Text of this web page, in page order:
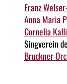
Franz
Anna Maria
Cornelia
Singverein
Bruckner